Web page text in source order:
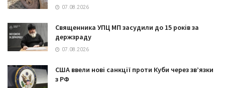
07.08.2026
Священника УПЦ МП засудили до 15 років за
держзраду
07.08.2026
США ввели нові санкції проти Куби через зв’язки
з РФ